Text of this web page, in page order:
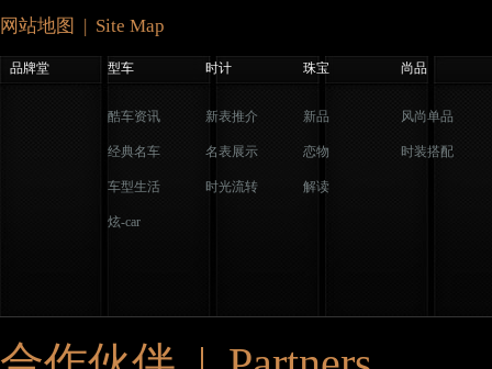
网站地图 | Site Map
品牌堂 型车 时计 珠宝 尚品
酷车资讯
经典名车
车型生活
炫-car
新表推介
名表展示
时光流转
新品
恋物
解读
风尚单品
时装搭配